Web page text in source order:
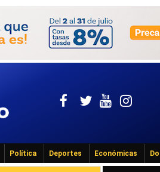
Política Deportes Económicas